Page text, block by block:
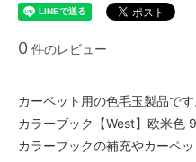
0 件のレビュー
カーペット用の色毛玉製品です
カラーブック【West】欧米色
カラーブックの補充やカーペ